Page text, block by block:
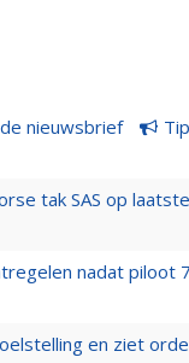
nieuwsbrief
tak SAS op
nadat piloot
en ziet